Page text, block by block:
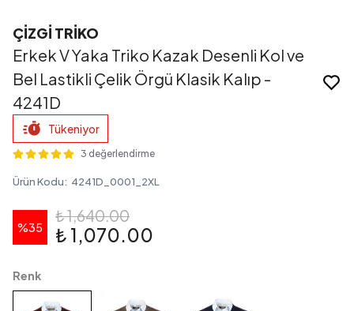
ÇİZGİ TRİKO
Erkek V Yaka Triko Kazak Desenli Kol ve
Bel Lastikli Çelik Örgü Klasik Kalıp -
4241D
Tükeniyor
3 değerlendirme
Ürün Kodu: 4241D_0001_2XL
%35
₺ 1,640.00
₺ 1,070.00
Renk